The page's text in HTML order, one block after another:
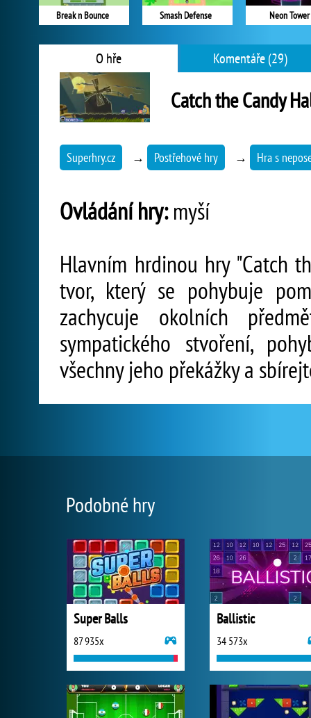
Break n Bounce Smash Defense Neon Tower
O hře Komentáře (29)
Catch the Candy
Superhry.cz → Postřehové hry → Hra s
Ovládání hry:myší
Hlavním hrdinou hry "Catch
tvor, který se pohybuje
zachycuje okolních
sympatického stvoření,
všechny jeho překážky a
Podobné hry
Super Balls
87 935x
Ballistic
34 573x